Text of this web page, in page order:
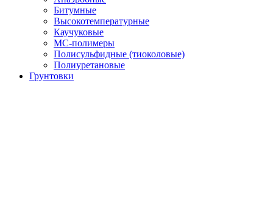
Битумные
Высокотемпературные
Каучуковые
МС-полимеры
Полисульфидные (тиоколовые)
Полиуретановые
Грунтовки